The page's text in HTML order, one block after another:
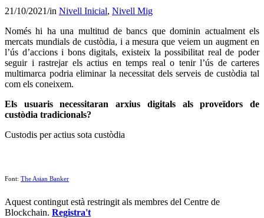
21/10/2021/in Nivell Inicial, Nivell Mig
Només hi ha una multitud de bancs que dominin actualment els
mercats mundials de custòdia, i a mesura que veiem un augment en
l’ús d’accions i bons digitals, existeix la possibilitat real de poder
seguir i rastrejar els actius en temps real o tenir l’ús de carteres
multimarca podria eliminar la necessitat dels serveis de custòdia tal
com els coneixem.
Els usuaris necessitaran arxius digitals als proveïdors de
custòdia tradicionals?
Custodis per actius sota custòdia
Font: The Asian Banker
Aquest contingut està restringit als membres del Centre de
Blockchain. Registra't